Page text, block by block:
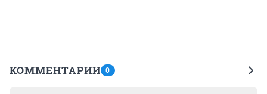
КОММЕНТАРИИ 0